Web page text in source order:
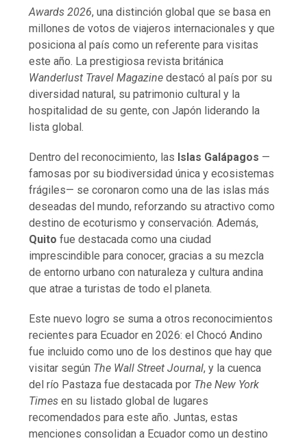
Awards 2026, una distinción global que se basa en
millones de votos de viajeros internacionales y que
posiciona al país como un referente para visitas
este año. La prestigiosa revista británica
Wanderlust Travel Magazine destacó al país por su
diversidad natural, su patrimonio cultural y la
hospitalidad de su gente, con Japón liderando la
lista global.
Dentro del reconocimiento, las Islas Galápagos —
famosas por su biodiversidad única y ecosistemas
frágiles— se coronaron como una de las islas más
deseadas del mundo, reforzando su atractivo como
destino de ecoturismo y conservación. Además,
Quito fue destacada como una ciudad
imprescindible para conocer, gracias a su mezcla
de entorno urbano con naturaleza y cultura andina
que atrae a turistas de todo el planeta.
Este nuevo logro se suma a otros reconocimientos
recientes para Ecuador en 2026: el Chocó Andino
fue incluido como uno de los destinos que hay que
visitar según The Wall Street Journal, y la cuenca
del río Pastaza fue destacada por The New York
Times en su listado global de lugares
recomendados para este año. Juntas, estas
menciones consolidan a Ecuador como un destino